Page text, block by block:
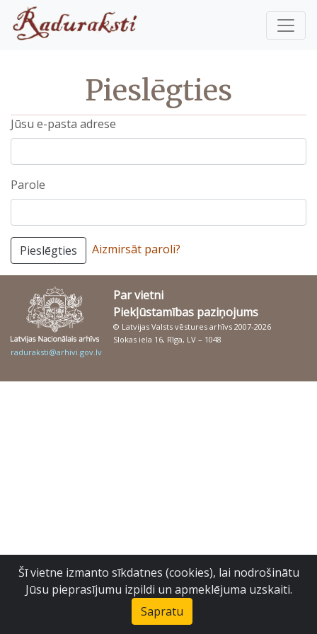
Pieslēgties
Jūsu e-pasta adrese
Parole
Pieslēgties Aizmirsāt paroli?
Par vietni
Piekļūstamības paziņojums
© Latvijas Valsts vēstures arhīvs 2007-2026
Slokas iela 16, Rīga, LV – 1048
raduraksti@arhivi.gov.lv
Šī vietne izmanto sīkdatnes (cookies), lai nodrošinātu
Jūsu pieprasījumu izpildi un apmeklējuma uzskaiti.
Sapratu